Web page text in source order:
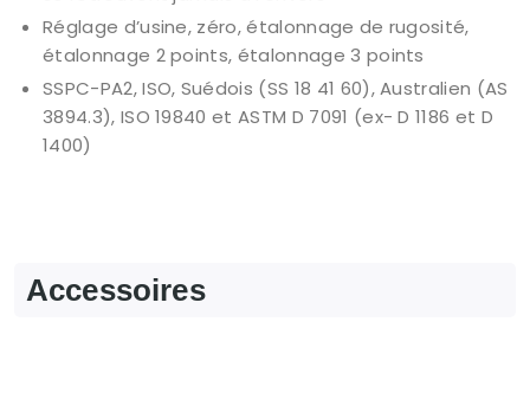
Réglage d’usine, zéro, étalonnage de rugosité,
étalonnage 2 points, étalonnage 3 points
SSPC-PA2, ISO, Suédois (SS 18 41 60), Australien (AS
3894.3), ISO 19840 et ASTM D 7091 (ex- D 1186 et D
1400)
Accessoires